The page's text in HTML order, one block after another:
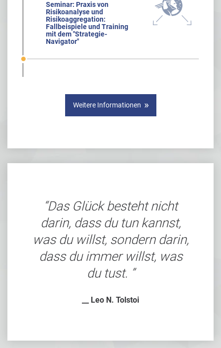
Seminar: Praxis von
Risikoanalyse und
Risikoaggregation:
Fallbeispiele und Training
mit dem "Strategie-
Navigator"
Weitere Informationen
Das Glück besteht nicht
darin, dass du tun kannst,
was du willst, sondern darin,
dass du immer willst, was
du tust.
__ Leo N. Tolstoi